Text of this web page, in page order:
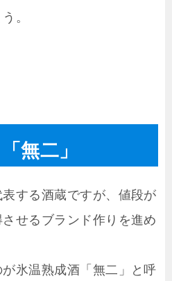
。
無二」
する酒蔵ですが、値段が
せるブランド作りを進め
氷温熟成酒「無二」と呼